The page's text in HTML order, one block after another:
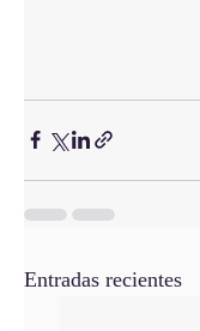
Entradas recientes